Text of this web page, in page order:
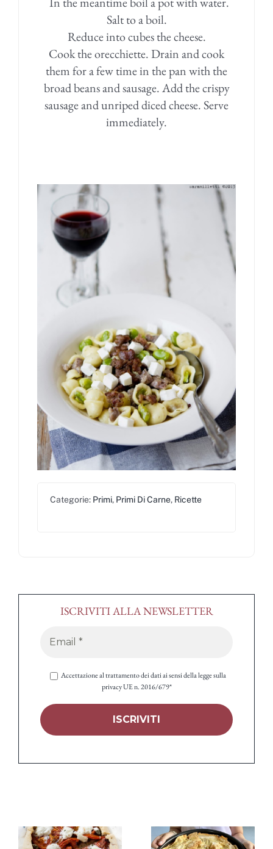
Salt to a boil.
Reduce into cubes the cheese.
Cook the orecchiette. Drain and cook
them for a few time in the pan with the
broad beans and sausage. Add the crispy
sausage and unriped diced cheese. Serve
immediately.
Categorie: Primi, Primi Di Carne, Ricette
ISCRIVITI ALLA NEWSLETTER
Accettazione al trattamento dei dati ai sensi della legge sulla
privacy UE n. 2016/679*